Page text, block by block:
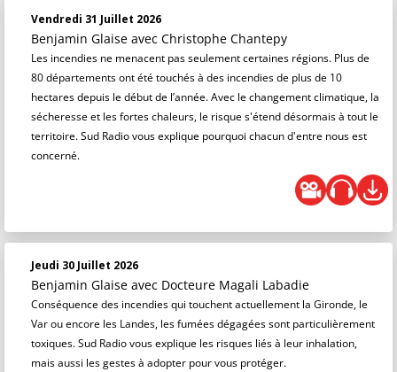
Vendredi 31 Juillet 2026
Benjamin Glaise avec Christophe Chantepy
Les incendies ne menacent pas seulement certaines régions. Plus de
80 départements ont été touchés à des incendies de plus de 10
hectares depuis le début de l’année. Avec le changement climatique, la
sécheresse et les fortes chaleurs, le risque s'étend désormais à tout le
territoire. Sud Radio vous explique pourquoi chacun d'entre nous est
concerné.
Jeudi 30 Juillet 2026
Benjamin Glaise avec Docteure Magali Labadie
Conséquence des incendies qui touchent actuellement la Gironde, le
Var ou encore les Landes, les fumées dégagées sont particulièrement
toxiques. Sud Radio vous explique les risques liés à leur inhalation,
mais aussi les gestes à adopter pour vous protéger.